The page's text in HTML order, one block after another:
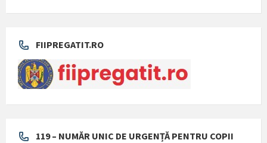
FIIPREGATIT.RO
119 – NUMĂR UNIC DE URGENȚĂ PENTRU COPII